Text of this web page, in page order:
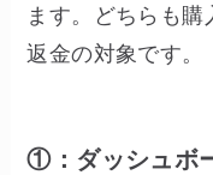
ます。どちらも
返金の対象です。
①：ダッシュボ